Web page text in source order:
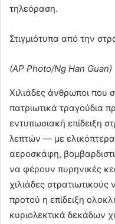
τηλεόραση.
Στιγμιότυπα από την
(AP Photo/Ng Han Guan)
Χιλιάδες άνθρωποι που
πατριωτικά τραγούδια
εντυπωσιακή επίδειξη
λεπτών — με
αεροσκάφη,
να φέρουν πυρηνικές
χιλιάδες
προτού η επίδειξη
κυριολεκτικά δεκάδων